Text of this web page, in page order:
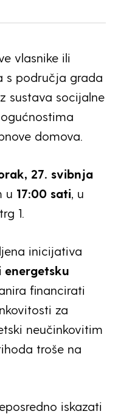
vlasnike ili
s područja grada
sustava socijalne
domova.
27. svibnja
u 17:00 sati , u
1.
inicijativa
energetsku
financirati
za
neučinkovitim
troše na
iskazati